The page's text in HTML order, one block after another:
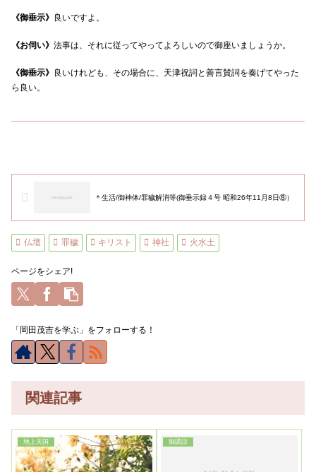
《御垂示》 良いですよ。
《お伺い》 法事は、それに従ってやってよろしいので御座いましょうか。
《御垂示》 良いけれども、その場合に、天津祝詞と善言賛詞を奏げてやった
ら良い。
＊生活/御神体/罪穢解消等(御垂示録４号 昭和26年11月8日⑧）
仏壇 罪穢 キリスト 神社 火水土
ページをシェア!
「岡田茂吉を学ぶ」をフォローする！
関連記事
地上天国 御講話